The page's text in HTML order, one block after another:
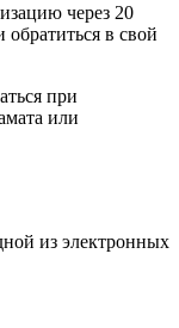
через 20
обратиться в свой
при
или
из электронных